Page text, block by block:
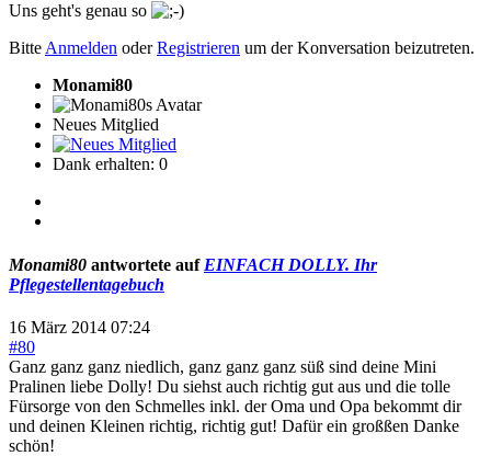
Uns geht's genau so
BitteAnmelden oderRegistrieren um der Konversation beizutreten.
Monami80
Neues Mitglied
Dank erhalten: 0
Monami80 antwortete auf EINFACH DOLLY. Ihr
Pflegestellentagebuch
16 März 2014 07:24
#80
Ganz ganz ganz niedlich, ganz ganz ganz süß sind deine Mini
Pralinen liebe Dolly! Du siehst auch richtig gut aus und die tolle
Fürsorge von den Schmelles inkl. der Oma und Opa bekommt dir
und deinen Kleinen richtig, richtig gut! Dafür ein großßen Danke
schön!